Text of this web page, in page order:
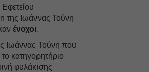
της Ιωάννας Τούνη
ένοχοι.
Ιωάννας Τούνη που
κατηγορητήριο
φυλάκισης